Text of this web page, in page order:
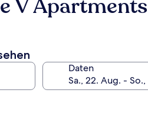
V Apartments
Daten